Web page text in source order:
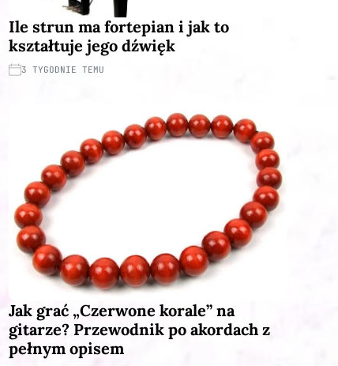
Ile strun ma fortepian i jak to
kształtuje jego dźwięk
3 TYGODNIE TEMU
Jak grać „Czerwone korale” na
gitarze? Przewodnik po akordach z
pełnym opisem